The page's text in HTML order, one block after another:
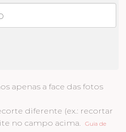
apenas a face das fotos
diferente (ex.: recortar
no campo acima.
Guia de